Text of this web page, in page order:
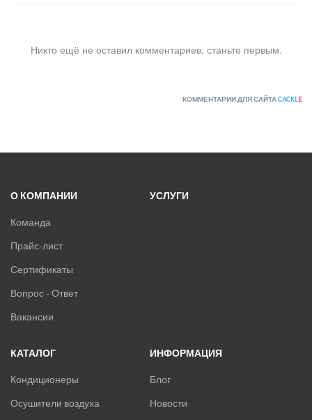
Никто ещё не оставил комментариев, станьте первым.
КОММЕНТАРИИ ДЛЯ САЙТАCACKLE
О КОМПАНИИ
Команда
Прайс-лист
Сертификаты
Вопрос - Ответ
Вакансии
УСЛУГИ
КАТАЛОГ
Кондиционеры
Осушители воздуха
ИНФОРМАЦИЯ
Блог
Новости